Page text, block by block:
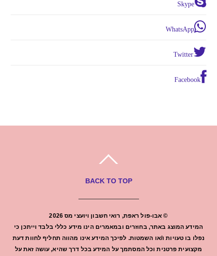
Skype
WhatsApp
Twitter
Facebook
BACK TO TOP
© אבו-פול ראפת, רואי חשבון ויועצי מס2026
המידע המוצג באתר, בחוזרים ובמאמרים הינו מידע כללי בלבד וייתכן כי
נפלו בו טעויות ו/או השמטות. לפיכך המידע אינו מהווה תחליף לחוות דעת
מקצועית פרטנית וכל המסתמך על המידע בכל דרך שהיא, עושה זאת על